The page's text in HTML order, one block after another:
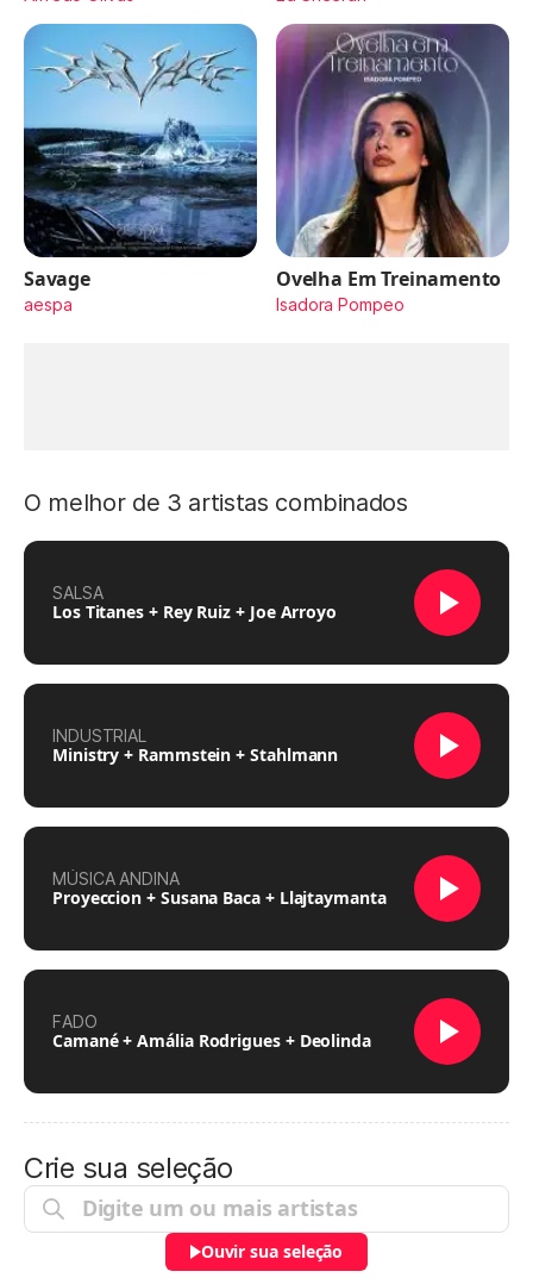
Savage
aespa
Ovelha Em Treinamento
Isadora Pompeo
O melhor de 3 artistas combinados
SALSA
Los Titanes + Rey Ruiz + Joe Arroyo
INDUSTRIAL
Ministry + Rammstein + Stahlmann
MÚSICA ANDINA
Proyeccion + Susana Baca + Llajtaymanta
FADO
Camané + Amália Rodrigues + Deolinda
Crie sua seleção
Ouvir sua seleção